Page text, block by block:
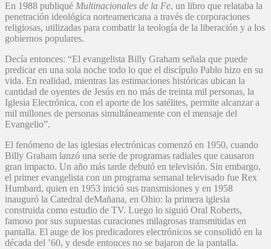
En 1988 publiqué Multinacionales de la Fe, un libro que relataba la
penetración ideológica norteamericana a través de corporaciones
religiosas, utilizadas para combatir la teología de la liberación y a los
gobiernos populares.
Decía entonces: “El evangelista Billy Graham señala que puede
predicar en una sola noche todo lo que el discípulo Pablo hizo en su
vida. En realidad, mientras las estimaciones históricas ubican la
cantidad de oyentes de Jesús en no más de treinta mil personas, la
Iglesia Electrónica, con el aporte de los satélites, permite alcanzar a
mil millones de personas simultáneamente con el mensaje del
Evangelio”.
El fenómeno de las iglesias electrónicas comenzó en 1950, cuando
Billy Graham lanzó una serie de programas radiales que causaron
gran impacto. Un año más tarde debutó en televisión. Sin embargo,
el primer evangelista con un programa semanal televisado fue Rex
Humbard, quien en 1953 inició sus transmisiones y en 1958
inauguró la Catedral deMañana, en Ohio: la primera iglesia
construida como estudio de TV. Luego lo siguió Oral Roberts,
famoso por sus supuestas curaciones milagrosas transmitidas en
pantalla. El auge de los predicadores electrónicos se consolidó en la
década del ’60, y desde entonces no se bajaron de la pantalla.